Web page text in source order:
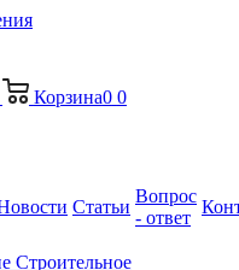
Корзина0 0
Статьи
Вопрос
- ответ
Строительное